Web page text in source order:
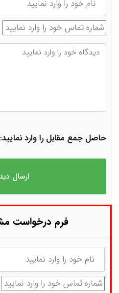
شماره تماس
دیدگاه
حاصل جمع مقابل را وارد نمایید: (5
فرم درخواست
نام
شماره تماس